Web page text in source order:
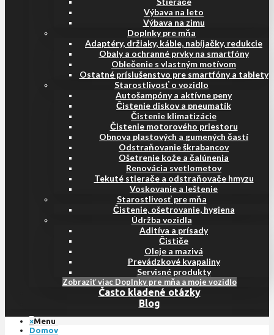
Výbava na leto
Výbava na zimu
Doplnky pre mňa
Adaptéry, držiaky, káble, nabíjačky, redukcie
Obaly a ochranné prvky na smartfóny
Oblečenie s vlastným motívom
Ostatné príslušenstvo pre smartfóny a tablety
Starostlivosť o vozidlo
Autošampóny a aktívne peny
Čistenie diskov a pneumatík
Čistenie klimatizácie
Čistenie motorového priestoru
Obnova plastových a gumených častí
Odstraňovanie škrabancov
Ošetrenie kože a čalúnenia
Renovácia svetlometov
Tekuté stierače a odstraňovače hmyzu
Voskovanie a leštenie
Starostlivosť pre mňa
Čistenie, ošetrovanie, hygiena
Údržba vozidla
Aditíva a prísady
Čističe
Oleje a mazivá
Prevádzkové kvapaliny
Servisné produkty
Zobraziť viac Doplnky pre mňa a moje vozidlo
Často kladené otázky
Blog
×Menu
Domov